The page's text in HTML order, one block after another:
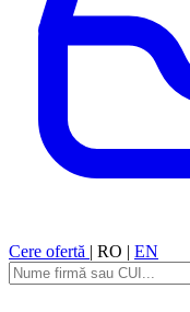
Cere ofertă | RO | EN